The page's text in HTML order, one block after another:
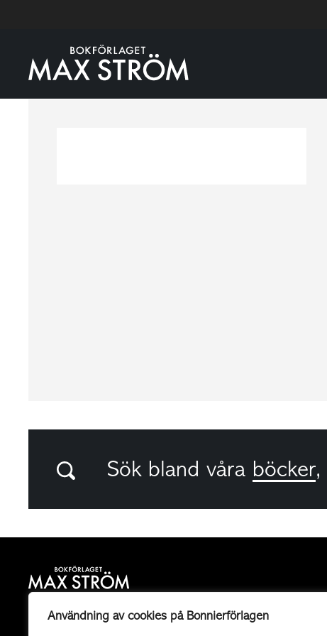
Användning av cookies på Bonnierförlagen
Sök bland våra böcker,
Bokförlaget Max Ström är ett allmänutgivande